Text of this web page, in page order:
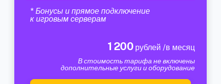
* Бонусы и прямое подключение
к игровым серверам
1 200 рублей /в месяц
В стоимость тарифа не включены
дополнительные услуги и оборудование